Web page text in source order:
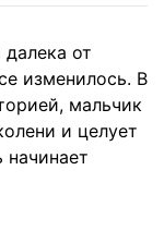
от
изменилось. В
мальчик
и целует